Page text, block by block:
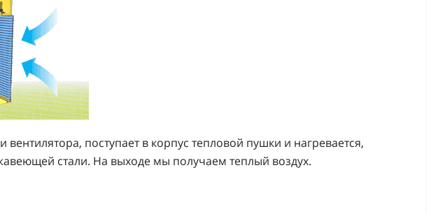
поступает в корпус тепловой пушки и нагревается,
стали. На выходе мы получаем теплый воздух.